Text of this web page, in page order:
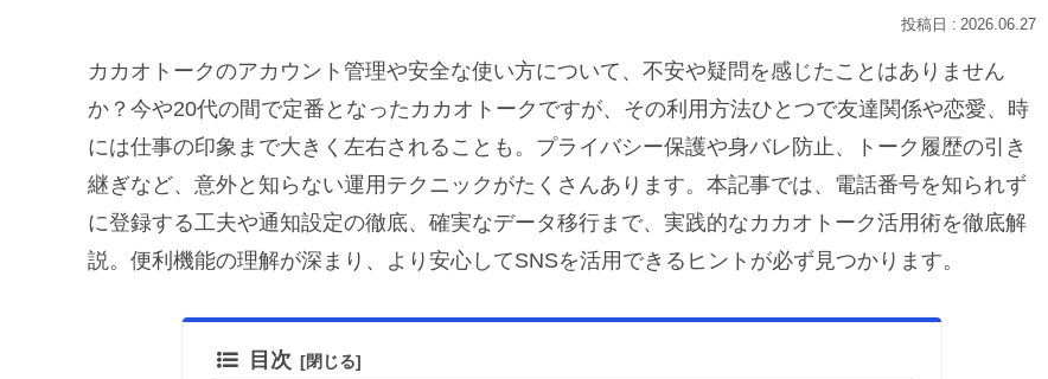
2026.06.27
カカオトークのアカウント管理や安全な使い方について、不安や疑問を感じたことはありません
か？今や20代の間で定番となったカカオトークですが、その利用方法ひとつで友達関係や恋愛、時
には仕事の印象まで大きく左右されることも。プライバシー保護や身バレ防止、トーク履歴の引き
継ぎなど、意外と知らない運用テクニックがたくさんあります。本記事では、電話番号を知られず
に登録する工夫や通知設定の徹底、確実なデータ移行まで、実践的なカカオトーク活用術を徹底解
説。便利機能の理解が深まり、より安心してSNSを活用できるヒントが必ず見つかります。
目次